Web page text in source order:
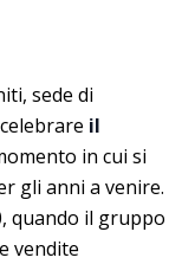
sede di
il
in cui si
gli anni a venire.
quando il gruppo
vendite